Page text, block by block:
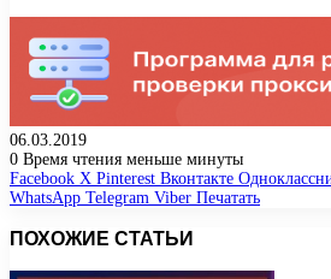
06.03.2019
0 Время чтения меньше минуты
Facebook X Pinterest Вконтакте
WhatsApp Telegram Viber Печатать
ПОХОЖИЕ СТАТЬИ